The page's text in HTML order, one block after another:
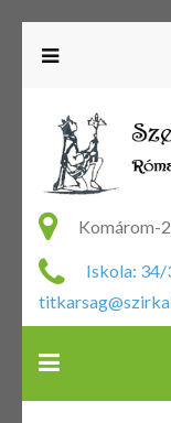
Komárom-
Iskola: